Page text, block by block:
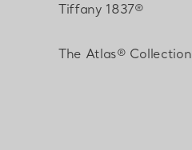
Tiffany 1837®
The Atlas® Collection